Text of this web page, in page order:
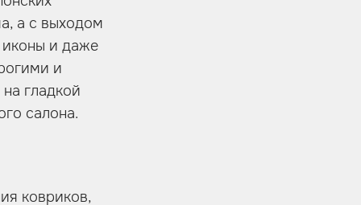
а с выходом
иконы и даже
и
гладкой
салона.
ковриков,